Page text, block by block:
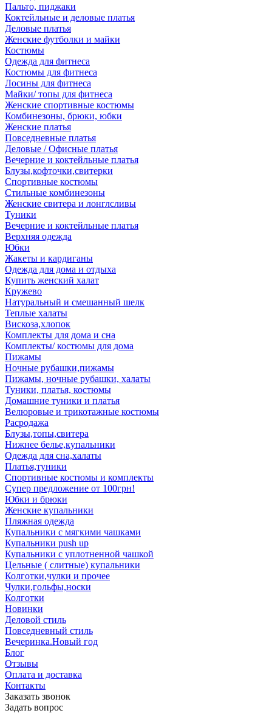
Пальто, пиджаки
Коктейльные и деловые платья
Деловые платья
Женские футболки и майки
Костюмы
Одежда для фитнеса
Костюмы для фитнеса
Лосины для фитнеса
Майки/ топы для фитнеса
Женские спортивные костюмы
Комбинезоны, брюки, юбки
Женские платья
Повседневные платья
Деловые / Офисные платья
Вечерние и коктейльные платья
Блузы,кофточки,свитерки
Спортивные костюмы
Стильные комбинезоны
Женские свитера и лонглсливы
Туники
Вечерние и коктейльные платья
Верхняя одежда
Юбки
Жакеты и кардиганы
Одежда для дома и отдыха
Купить женский халат
Кружево
Натуральный и смешанный шелк
Теплые халаты
Вискоза,хлопок
Комплекты для дома и сна
Комплекты/ костюмы для дома
Пижамы
Ночные рубашки,пижамы
Пижамы, ночные рубашки, халаты
Туники, платья, костюмы
Домашние туники и платья
Велюровые и трикотажные костюмы
Расродажа
Блузы,топы,свитера
Нижнее белье,купальники
Одежда для сна,халаты
Платья,туники
Спортивные костюмы и комплекты
Супер предложение от 100грн!
Юбки и брюки
Женские купальники
Пляжная одежда
Купальники с мягкими чашками
Купальники push up
Купальники с уплотненной чашкой
Цельные ( слитные) купальники
Колготки,чулки и прочее
Чулки,гольфы,носки
Колготки
Новинки
Деловой стиль
Повседневный стиль
Вечеринка.Новый год
Блог
Отзывы
Оплата и доставка
Контакты
Заказать звонок
Задать вопрос